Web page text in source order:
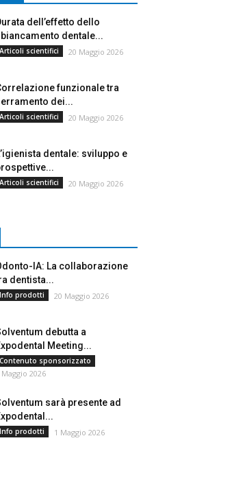
dell’effetto dello
dentale...
Articoli scientifici 20 Maggio 2026
funzionale tra
dei...
Articoli scientifici 20 Maggio 2026
dentale: sviluppo e
Articoli scientifici 20 Maggio 2026
IA: La collaborazione
dentista...
Info prodotti 20 Maggio 2026
debutta a
Meeting...
Contenuto sponsorizzato
Maggio 2026
sarà presente ad
Info prodotti 1 Maggio 2026